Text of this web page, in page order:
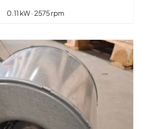
0.11 kW · 2575 rpm